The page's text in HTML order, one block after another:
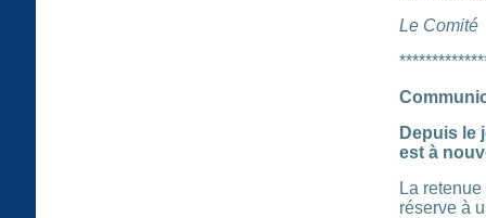
Le Comité
Depuis le
est à
La
réserve à